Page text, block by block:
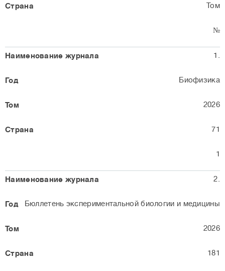
Том
№
1.
Биофизика
2026
71
1
2.
Бюллетень экспериментальной биологии и медицины
2026
181